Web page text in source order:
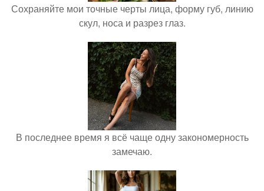
Сохраняйте мои точные черты лица, форму губ, линию
скул, носа и разрез глаз.
В последнее время я всё чаще одну закономерность
замечаю.